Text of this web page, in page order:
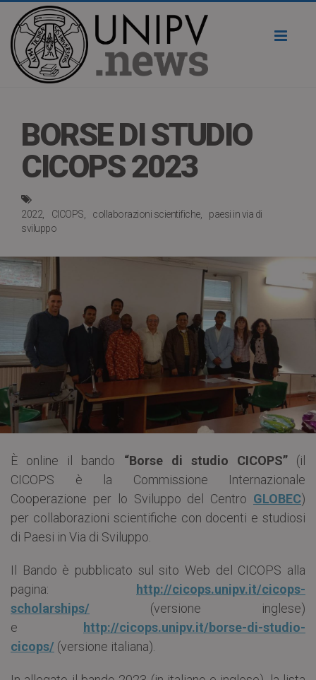
BORSE DI STUDIO
CICOPS 2023
2022 CICOPS collaborazioni scientifiche
paesi in via di
sviluppo
È online il bando “Borse di studio CICOPS”(il
CICOPS è la Commissione Internazionale
Cooperazione per lo Sviluppo del Centro GLOBEC)
per collaborazioni scientifiche con docenti e studiosi
di Paesi in Via di Sviluppo.
Il Bando è pubblicato sul sito Web del CICOPS alla
pagina: http://cicops.unipv.it/cicops-
scholarships/ (versione inglese)
e http://cicops.unipv.it/borse-di-studio-
cicops/ (versione italiana).